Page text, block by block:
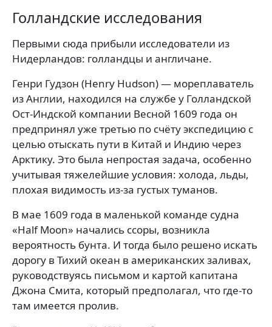
Голландские исследования
Первыми сюда прибыли исследователи из
Нидерландов: голландцы и англичане.
Генри Гудзон (Henry Hudson) — мореплаватель
из Англии, находился на службе у Голландской
Ост-Индской компании Весной 1609 года он
предпринял уже третью по счёту экспедицию с
целью отыскать пути в Китай и Индию через
Арктику. Это была непростая задача, особенно
учитывая тяжелейшие условия: холода, льды,
плохая видимость из-за густых туманов.
В мае 1609 года в маленькой команде судна
«Half Moon» начались ссоры, возникла
вероятность бунта. И тогда было решено искать
дорогу в Тихий океан в американских заливах,
руководствуясь письмом и картой капитана
Джона Смита, который предполагал, что где-то
там имеется пролив.